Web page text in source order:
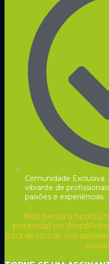
Comunidade
vibrante de
paixões e experiências.
Não perca a
potencial no
para se tornar um